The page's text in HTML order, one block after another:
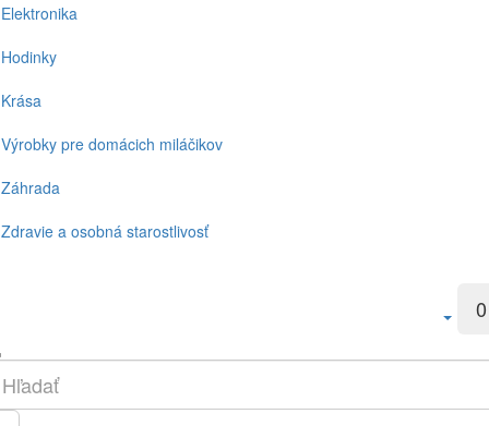
Elektronika
Hodinky
Krása
Výrobky pre domácich miláčikov
Záhrada
Zdravie a osobná starostlivosť
0